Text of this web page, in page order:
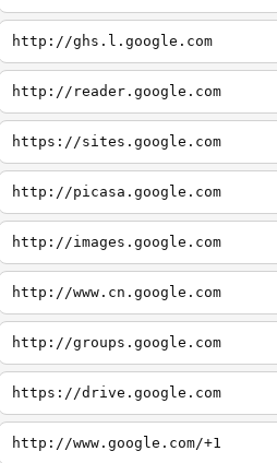
http://ghs.l.google.com
http://reader.google.com
https://sites.google.com
http://picasa.google.com
http://images.google.com
http://www.cn.google.com
http://groups.google.com
https://drive.google.com
http://www.google.com/+1